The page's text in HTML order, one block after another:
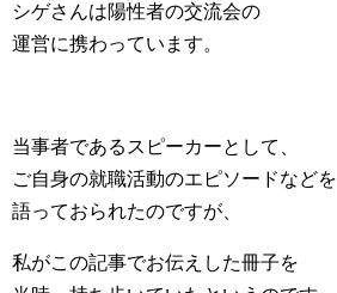
シゲさんは陽性者の交流会の
運営に携わっています。
当事者であるスピーカーとして、
ご自身の就職活動のエピソードなどを
語っておられたのですが、
私がこの記事でお伝えした冊子を